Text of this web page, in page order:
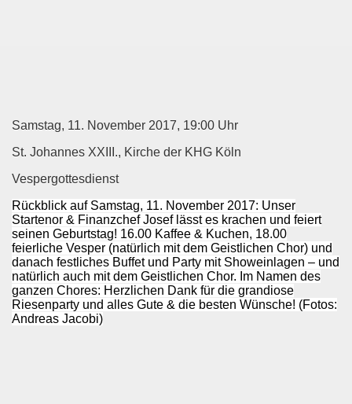
Samstag, 11. November 2017, 19:00 Uhr
St. Johannes XXIII., Kirche der KHG Köln
Vespergottesdienst
Rückblick auf Samstag, 11. November 2017: Unser
Startenor & Finanzchef Josef lässt es krachen und feiert
seinen Geburtstag! 16.00 Kaffee & Kuchen, 18.00
feierliche Vesper (natürlich mit dem Geistlichen Chor) und
danach festliches Buffet und Party mit Showeinlagen – und
natürlich auch mit dem Geistlichen Chor. Im Namen des
ganzen Chores: Herzlichen Dank für die grandiose
Riesenparty und alles Gute & die besten Wünsche! (Fotos:
Andreas Jacobi)